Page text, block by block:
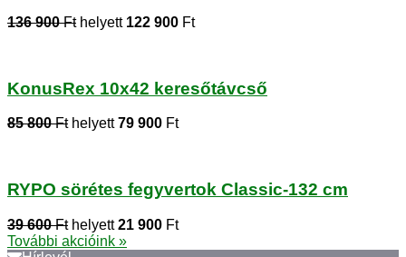
136 900 Fthelyett 122 900 Ft
KonusRex 10x42 keresőtávcső
85 800 Fthelyett79 900 Ft
RYPO sörétes fegyvertok Classic-132 cm
39 600 Fthelyett21 900 Ft
További akcióink »